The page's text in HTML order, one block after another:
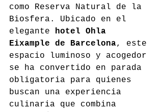
como Reserva Natural de la
Biosfera. Ubicado en el
elegante
hotel Ohla
Eixample de Barcelona, este
espacio luminoso y acogedor
se ha convertido en parada
obligatoria para quienes
buscan una experiencia
culinaria que combina